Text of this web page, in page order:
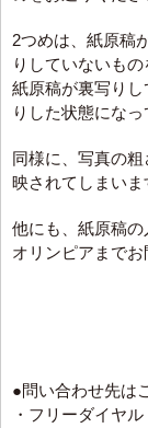
2つめは、紙原稿
りしていないもの
紙原稿が裏写り
りした状態になっ
同様に、写真の
映されてしまいま
他にも、紙原稿
オリンピアまでお
●問い合わせ先は
・フリーダイヤ